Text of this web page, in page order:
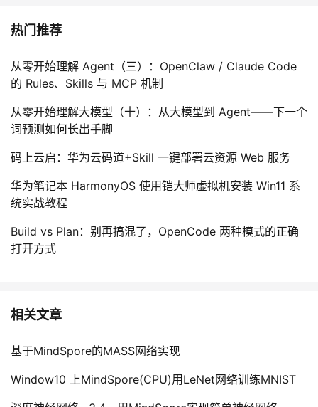
热门推荐
从零开始理解 Agent（三）：OpenClaw / Claude Code
的 Rules、Skills 与 MCP 机制
从零开始理解大模型（十）：从大模型到 Agent——下一个
词预测如何长出手脚
码上云启：华为云码道+Skill 一键部署云资源 Web 服务
华为笔记本 HarmonyOS 使用铠大师虚拟机安装 Win11 系
统实战教程
Build vs Plan：别再搞混了，OpenCode 两种模式的正确
打开方式
相关文章
基于MindSpore的MASS网络实现
Window10 上MindSpore(CPU)用LeNet网络训练MNIST